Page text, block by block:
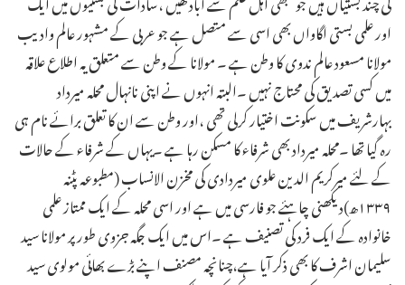
اور علمی بستی اگاواں بھی اسی سے متصل ہے جو عربی کے مشہور عالم وادیب
مولانا مسعود عالم ندوی کا وطن ہے ۔ مولانا کے وطن سے متعلق یہ اطلاع علاقہ
میں کسی تصدیق کی محتاج نہیں ۔البتہ انہوں نے اپنی نانہال محلہ میرداد
بہارشریف میں سکونت اختیار کرلی تھی ،اور وطن سے ان کا تعلق برائے نام ہی
رہ گیا تھا ۔محلہ میرداد بھی شرفاء کا مسکن رہا ہے ۔یہاں کے شرفاء کے حالات
کے لئے میرکریم الدین علوی میردادی کی مخزن الانساب (مطبوعہ پٹنہ
۱۳۳۹ھ)دیکھنی چاہئے جو فارسی میں ہے اور اسی محلہ کے ایک ممتاز علمی
خانوادہ کے ایک فرد کی تصنیف ہے ۔اس میں ایک جگہ جزوی طور پر مولانا سید
سلیمان اشرف کا بھی ذکر آیا ہے،چنانچہ مصنف اپنے بڑے بھائی مولوی سید